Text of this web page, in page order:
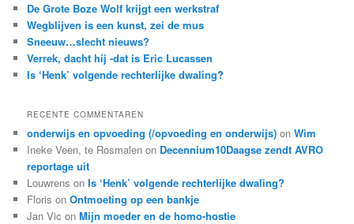
De Grote Boze Wolf krijgt een werkstraf
Wegblijven is een kunst, zei de mus
Sneeuw…slecht nieuws?
Verrek, dacht hij -dat is Eric Lucassen
Is ‘Henk’ volgende rechterlijke dwaling?
RECENTE COMMENTAREN
onderwijs en opvoeding (/opvoeding en onderwijs) onWim
Ineke Veen, te Rosmalen on Decennium10Daagse zendt AVRO
reportage uit
Louwrens onIs ‘Henk’ volgende rechterlijke dwaling?
Floris onOntmoeting op een bankje
Jan Vic onMijn moeder en de homo-hostie